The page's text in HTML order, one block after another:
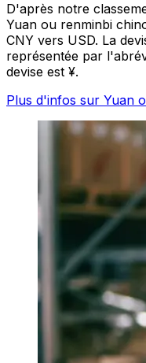
D'après notre
Yuan ou renminbi
CNY vers USD. La
représentée par
devise est ¥.
Plus d'infos sur Yuan